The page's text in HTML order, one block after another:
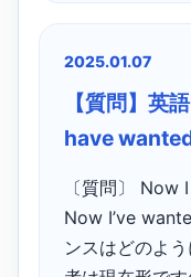
2025.01.07
【質問】英
have
〔質問〕
Now I’ve
ンスはどのよ